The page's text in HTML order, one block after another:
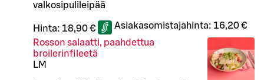
valkosipulileipää
Hinta: 18,90 € Asiakasomistajahinta: 16,20 €
Rosson salaatti, paahdettua
broilerinfileetä
LM